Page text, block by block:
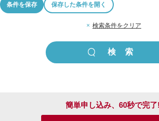
条件を保存 保存した条件を開く
× 検索条件をクリア
簡単申し込み、60秒で完